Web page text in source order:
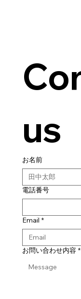
us
お名前
電話番号
Email *
お問い合わせ内容 *